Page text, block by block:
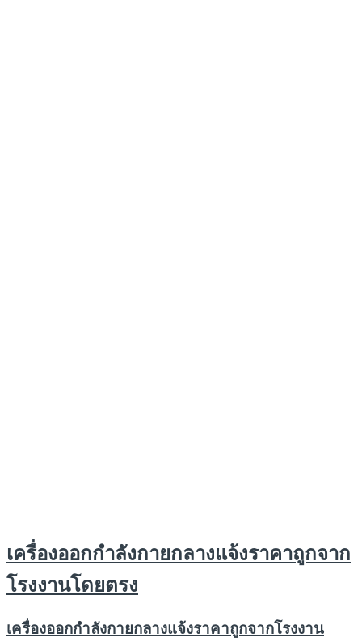
เครื่องออกกำลังกายกลางแจ้งราคาถูกจาก
โรงงานโดยตรง
เครื่องออกกำลังกายกลางแจ้งราคาถูกจากโรงงาน